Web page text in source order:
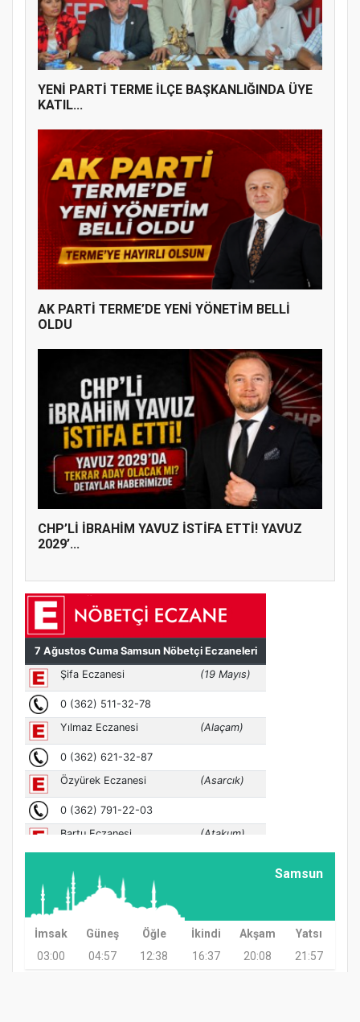
YENİ PARTİ TERME İLÇE BAŞKANLIĞINDA
ÜYE KATILIM PROGRAMI
YENİ PARTİ TERME İLÇE BAŞKANLIĞINDA ÜYE
KATIL...
AK PARTİ TERME’DE YENİ YÖNETİM BELLİ
OLDU
CHP’Lİ İBRAHİM YAVUZ İSTİFA ETTİ! YAVUZ
2029’...
Samsun
İmsak Güneş Öğle İkindi Akşam
Yatsı
03:00
04:57 12:38 16:37 20:08 21:57